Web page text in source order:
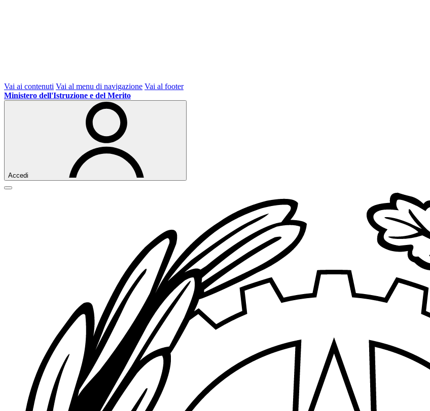
Vai ai contenuti Vai al menu di navigazione Vai al footer
Ministero dell'Istruzione e del Merito
Accedi